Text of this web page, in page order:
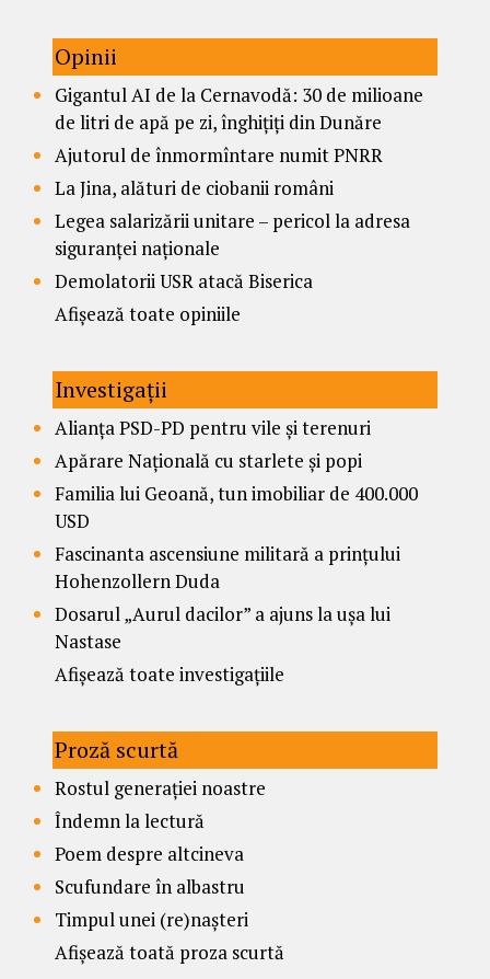
Opinii
Gigantul AI de la Cernavodă: 30 de milioane
de litri de apă pe zi, înghițiți din Dunăre
Ajutorul de înmormîntare numit PNRR
La Jina, alături de ciobanii români
Legea salarizării unitare – pericol la adresa
siguranței naționale
Demolatorii USR atacă Biserica
Afișează toate opiniile
Investigații
Alianța PSD-PD pentru vile și terenuri
Apărare Națională cu starlete și popi
Familia lui Geoană, tun imobiliar de 400.000
USD
Fascinanta ascensiune militară a prințului
Hohenzollern Duda
Dosarul „Aurul dacilor” a ajuns la ușa lui
Nastase
Afișează toate investigațiile
Proză scurtă
Rostul generației noastre
Îndemn la lectură
Poem despre altcineva
Scufundare în albastru
Timpul unei (re)nașteri
Afișează toată proza scurtă